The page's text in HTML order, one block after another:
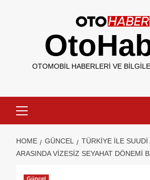
OTOMOBIL HABERLERI VE
HOME GÜNCEL
TÜRKIYE ILE SUUDI
ARASINDA VIZESIZ SEYAHAT DÖNEMI
Güncel